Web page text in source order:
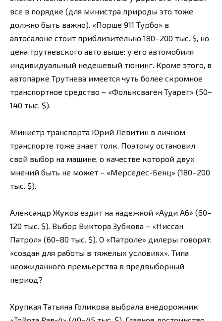
все в порядке (для министра природы это тоже
должно быть важно). «Порше 911 Турбо» в
автосалоне стоит приблизительно 180–200 тыс. $, но
цена трутневского авто выше: у его автомобиля
индивидуальный недешевый тюнинг. Кроме этого, в
автопарке Трутнева имеется чуть более скромное
транспортное средство – «Фольксваген Туарег» (50–
140 тыс. $).
Министр транспорта Юрий Левитин в личном
транспорте тоже знает толк. Поэтому остановил
свой выбор на машине, о качестве которой двух
мнений быть не может – «Мерседес-Бенц» (180–200
тыс. $).
Александр Жуков ездит на надежной «Ауди А6» (60–
120 тыс. $). Выбор Виктора Зубкова – «Ниссан
Патрол» (60–80 тыс. $). О «Патроле» дилеры говорят:
«создан для работы в тяжелых условиях». Типа
неожиданного премьерства в предвыборный
период?
Хрупкая Татьяна Голикова выбрала внедорожник